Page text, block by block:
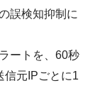
誤検知抑制に
ートを、60秒
信元IPごとに1